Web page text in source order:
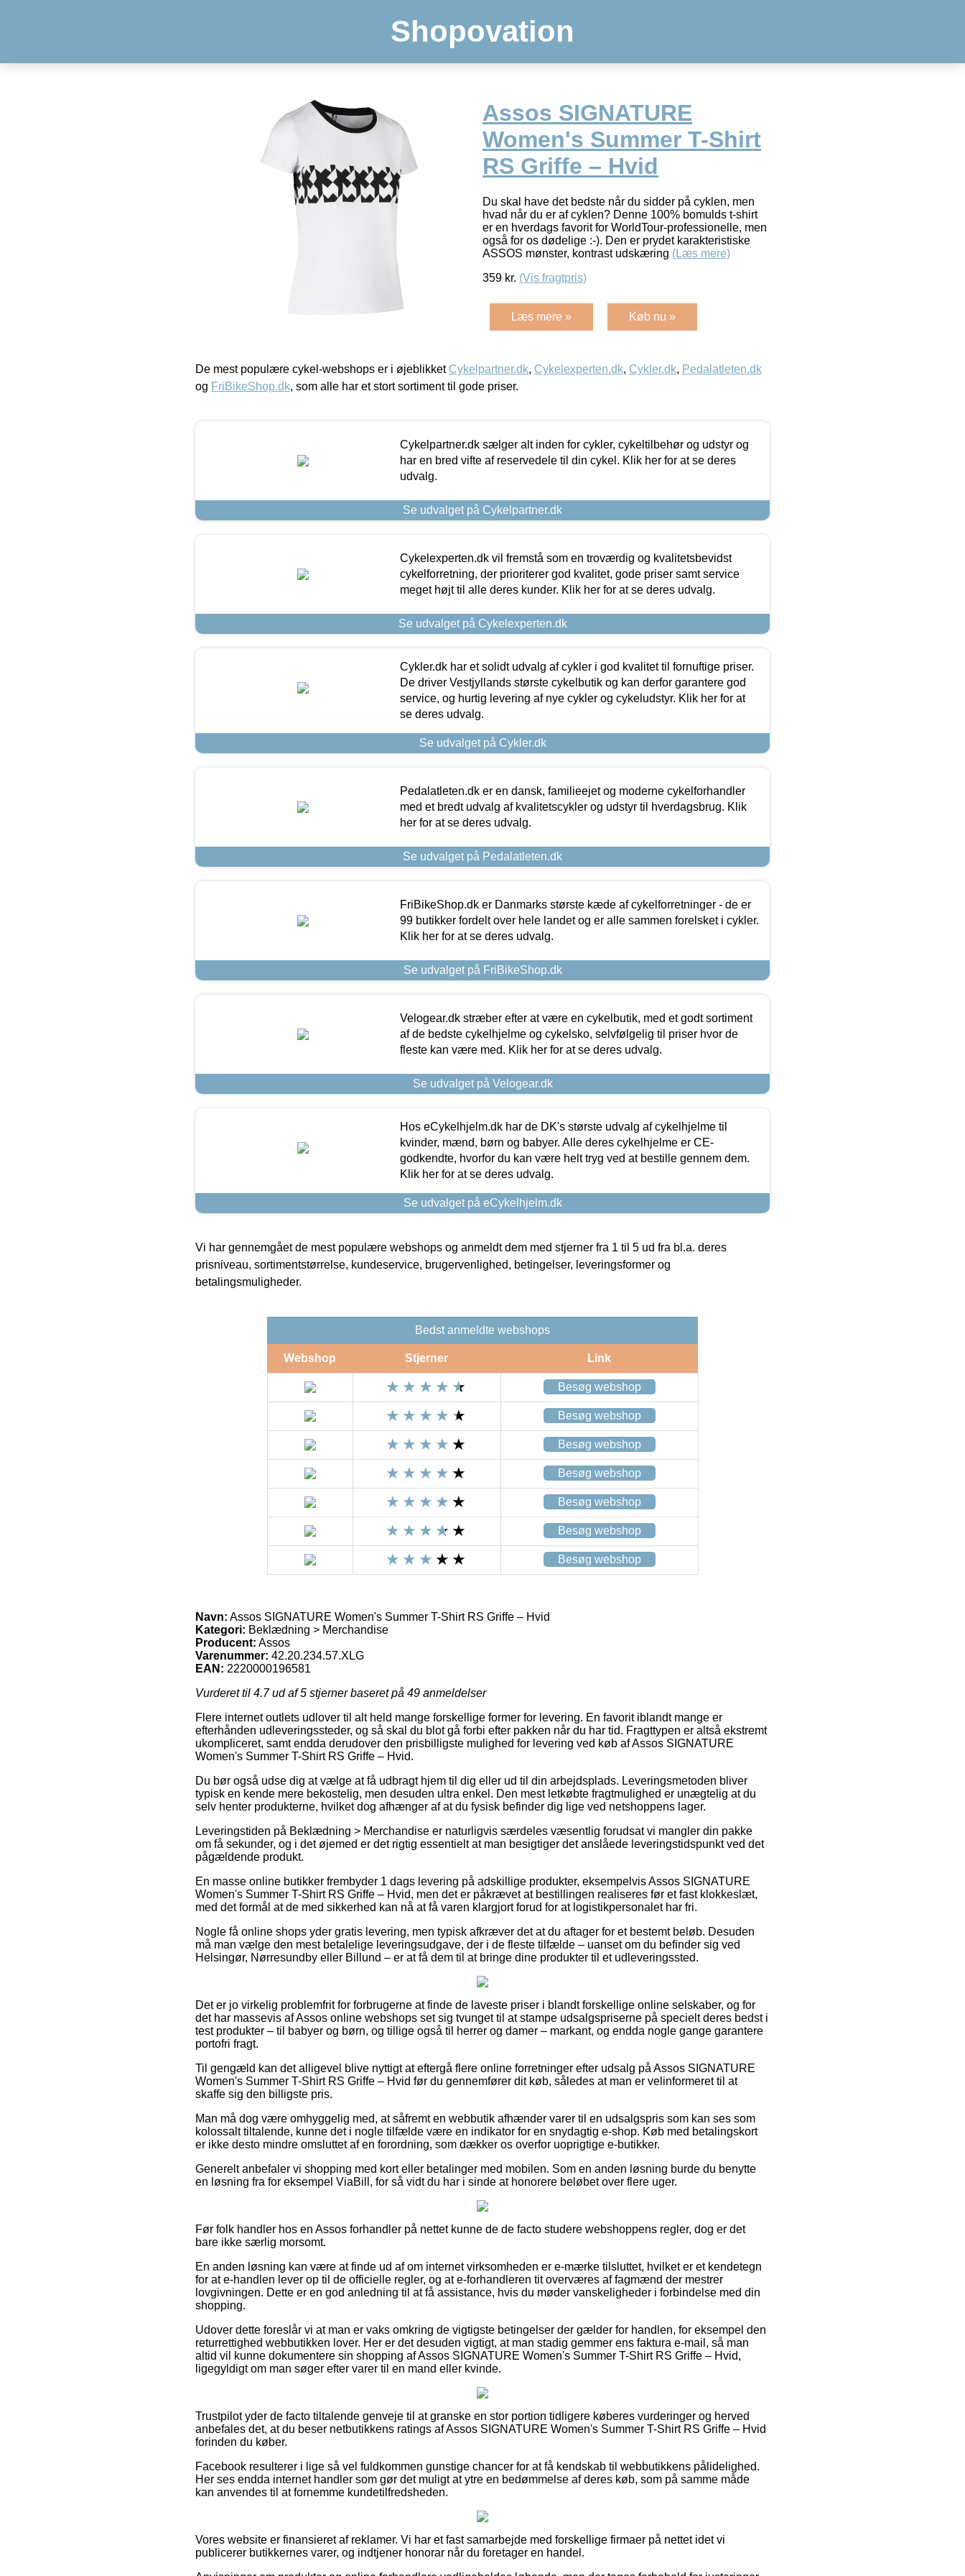
Shopovation
Assos SIGNATURE
Women's Summer T-Shirt
RS Griffe – Hvid
Du skal have det bedste når du sidder på cyklen, men
hvad når du er af cyklen? Denne 100% bomulds t-shirt
er en hverdags favorit for WorldTour-professionelle, men
også for os dødelige :-). Den er prydet karakteristiske
ASSOS mønster, kontrast udskæring (Læs mere)
359 kr. (Vis fragtpris)
Læs mere » Køb nu »
De mest populære cykel-webshops er i øjeblikket Cykelpartner.dk, Cykelexperten.dk, Cykler.dk, Pedalatleten.dk
og FriBikeShop.dk, som alle har et stort sortiment til gode priser.
Cykelpartner.dk sælger alt inden for cykler, cykeltilbehør og udstyr og
har en bred vifte af reservedele til din cykel. Klik her for at se deres
udvalg.
Se udvalget på Cykelpartner.dk
Cykelexperten.dk vil fremstå som en troværdig og kvalitetsbevidst
cykelforretning, der prioriterer god kvalitet, gode priser samt service
meget højt til alle deres kunder. Klik her for at se deres udvalg.
Se udvalget på Cykelexperten.dk
Cykler.dk har et solidt udvalg af cykler i god kvalitet til fornuftige priser.
De driver Vestjyllands største cykelbutik og kan derfor garantere god
service, og hurtig levering af nye cykler og cykeludstyr. Klik her for at
se deres udvalg.
Se udvalget på Cykler.dk
Pedalatleten.dk er en dansk, familieejet og moderne cykelforhandler
med et bredt udvalg af kvalitetscykler og udstyr til hverdagsbrug. Klik
her for at se deres udvalg.
Se udvalget på Pedalatleten.dk
FriBikeShop.dk er Danmarks største kæde af cykelforretninger - de er
99 butikker fordelt over hele landet og er alle sammen forelsket i cykler.
Klik her for at se deres udvalg.
Se udvalget på FriBikeShop.dk
Velogear.dk stræber efter at være en cykelbutik, med et godt sortiment
af de bedste cykelhjelme og cykelsko, selvfølgelig til priser hvor de
fleste kan være med. Klik her for at se deres udvalg.
Se udvalget på Velogear.dk
Hos eCykelhjelm.dk har de DK's største udvalg af cykelhjelme til
kvinder, mænd, børn og babyer. Alle deres cykelhjelme er CE-
godkendte, hvorfor du kan være helt tryg ved at bestille gennem dem.
Klik her for at se deres udvalg.
Se udvalget på eCykelhjelm.dk
Vi har gennemgået de mest populære webshops og anmeldt dem med stjerner fra 1 til 5 ud fra bl.a. deres
prisniveau, sortimentstørrelse, kundeservice, brugervenlighed, betingelser, leveringsformer og
betalingsmuligheder.
Bedst anmeldte webshops
Webshop Stjerner Link
Besøg webshop
Besøg webshop
Besøg webshop
Besøg webshop
Besøg webshop
Besøg webshop
Besøg webshop
Navn: Assos SIGNATURE Women's Summer T-Shirt RS Griffe – Hvid
Kategori: Beklædning > Merchandise
Producent: Assos
Varenummer: 42.20.234.57.XLG
EAN: 2220000196581
Vurderet til 4.7ud af 5 stjerner baseret på 49 anmeldelser
Flere internet outlets udlover til alt held mange forskellige former for levering. En favorit iblandt mange er
efterhånden udleveringssteder, og så skal du blot gå forbi efter pakken når du har tid. Fragttypen er altså ekstremt
ukompliceret, samt endda derudover den prisbilligste mulighed for levering ved køb af Assos SIGNATURE
Women's Summer T-Shirt RS Griffe – Hvid.
Du bør også udse dig at vælge at få udbragt hjem til dig eller ud til din arbejdsplads. Leveringsmetoden bliver
typisk en kende mere bekostelig, men desuden ultra enkel. Den mest letkøbte fragtmulighed er unægtelig at du
selv henter produkterne, hvilket dog afhænger af at du fysisk befinder dig lige ved netshoppens lager.
Leveringstiden på Beklædning > Merchandise er naturligvis særdeles væsentlig forudsat vi mangler din pakke
om få sekunder, og i det øjemed er det rigtig essentielt at man besigtiger det anslåede leveringstidspunkt ved det
pågældende produkt.
En masse online butikker frembyder 1 dags levering på adskillige produkter, eksempelvis Assos SIGNATURE
Women's Summer T-Shirt RS Griffe – Hvid, men det er påkrævet at bestillingen realiseres før et fast klokkeslæt,
med det formål at de med sikkerhed kan nå at få varen klargjort forud for at logistikpersonalet har fri.
Nogle få online shops yder gratis levering, men typisk afkræver det at du aftager for et bestemt beløb. Desuden
må man vælge den mest betalelige leveringsudgave, der i de fleste tilfælde – uanset om du befinder sig ved
Helsingør, Nørresundby eller Billund – er at få dem til at bringe dine produkter til et udleveringssted.
Det er jo virkelig problemfrit for forbrugerne at finde de laveste priser i blandt forskellige online selskaber, og for
det har massevis af Assos online webshops set sig tvunget til at stampe udsalgspriserne på specielt deres bedst i
test produkter – til babyer og børn, og tillige også til herrer og damer – markant, og endda nogle gange garantere
portofri fragt.
Til gengæld kan det alligevel blive nyttigt at eftergå flere online forretninger efter udsalg på Assos SIGNATURE
Women's Summer T-Shirt RS Griffe – Hvid før du gennemfører dit køb, således at man er velinformeret til at
skaffe sig den billigste pris.
Man må dog være omhyggelig med, at såfremt en webbutik afhænder varer til en udsalgspris som kan ses som
kolossalt tiltalende, kunne det i nogle tilfælde være en indikator for en snydagtig e-shop. Køb med betalingskort
er ikke desto mindre omsluttet af en forordning, som dækker os overfor uoprigtige e-butikker.
Generelt anbefaler vi shopping med kort eller betalinger med mobilen. Som en anden løsning burde du benytte
en løsning fra for eksempel ViaBill, for så vidt du har i sinde at honorere beløbet over flere uger.
Før folk handler hos en Assos forhandler på nettet kunne de de facto studere webshoppens regler, dog er det
bare ikke særlig morsomt.
En anden løsning kan være at finde ud af om internet virksomheden er e-mærke tilsluttet, hvilket er et kendetegn
for at e-handlen lever op til de officielle regler, og at e-forhandleren tit overværes af fagmænd der mestrer
lovgivningen. Dette er en god anledning til at få assistance, hvis du møder vanskeligheder i forbindelse med din
shopping.
Udover dette foreslår vi at man er vaks omkring de vigtigste betingelser der gælder for handlen, for eksempel den
returrettighed webbutikken lover. Her er det desuden vigtigt, at man stadig gemmer ens faktura e-mail, så man
altid vil kunne dokumentere sin shopping af Assos SIGNATURE Women's Summer T-Shirt RS Griffe – Hvid,
ligegyldigt om man søger efter varer til en mand eller kvinde.
Trustpilot yder de facto tiltalende genveje til at granske en stor portion tidligere køberes vurderinger og herved
anbefales det, at du beser netbutikkens ratings af Assos SIGNATURE Women's Summer T-Shirt RS Griffe – Hvid
forinden du køber.
Facebook resulterer i lige så vel fuldkommen gunstige chancer for at få kendskab til webbutikkens pålidelighed.
Her ses endda internet handler som gør det muligt at ytre en bedømmelse af deres køb, som på samme måde
kan anvendes til at fornemme kundetilfredsheden.
Vores website er finansieret af reklamer. Vi har et fast samarbejde med forskellige firmaer på nettet idet vi
publicerer butikkernes varer, og indtjener honorar når du foretager en handel.